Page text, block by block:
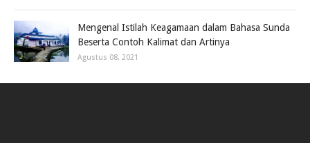
Mengenal Istilah Keagamaan dalam Bahasa Sunda
Beserta Contoh Kalimat dan Artinya
Agustus 08, 2021